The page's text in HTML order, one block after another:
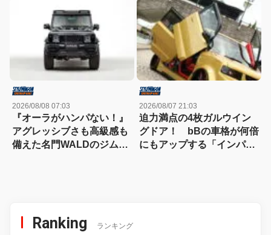
2026/08/08 07:03
『オーラがハンパない！』
アグレッシブさも高級感も
備えた名門WALDのジムニ
2026/08/07 21:03
迫力満点の4枚ガルウイン
グドア！ bBの車格が何倍
にもアップする「インパク
Ranking ランキング